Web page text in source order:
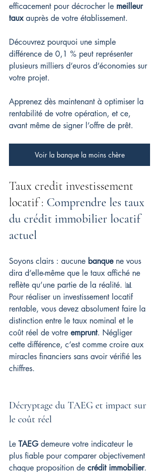
efficacement pour décrocher le meilleur
taux auprès de votre établissement.
Découvrez pourquoi une simple
différence de 0,1 % peut représenter
plusieurs milliers d’euros d’économies sur
votre projet.
Apprenez dès maintenant à optimiser la
rentabilité de votre opération, et ce,
avant même de signer l’offre de prêt.
Voir la banque la moins chère
Taux credit investissement
locatif : Comprendre les taux
du crédit immobilier locatif
actuel
Soyons clairs : aucune banque ne vous
dira d’elle-même que le taux affiché ne
reflète qu’une partie de la réalité. 📊
Pour réaliser un investissement locatif
rentable, vous devez absolument faire la
distinction entre le taux nominal et le
coût réel de votre emprunt. Négliger
cette différence, c’est comme croire aux
miracles financiers sans avoir vérifié les
chiffres.
Décryptage du TAEG et impact sur
le coût réel
Le TAEG demeure votre indicateur le
plus fiable pour comparer objectivement
chaque proposition de crédit immobilier.